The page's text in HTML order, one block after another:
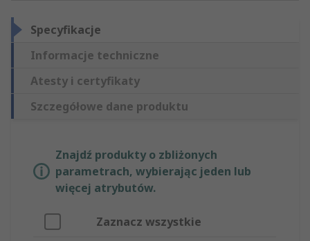
Specyfikacje
Informacje techniczne
Atesty i certyfikaty
Szczegółowe dane produktu
Znajdź produkty o zbliżonych
parametrach, wybierając jeden lub
więcej atrybutów.
Zaznacz wszystkie